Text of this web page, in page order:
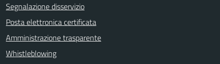
Segnalazione disservizio
Posta elettronica certificata
Amministrazione trasparente
Whistleblowing